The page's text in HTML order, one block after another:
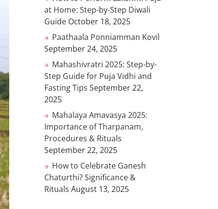
at Home: Step-by-Step Diwali
Guide October 18, 2025
Paathaala Ponniamman Kovil
September 24, 2025
Mahashivratri 2025: Step-by-
Step Guide for Puja Vidhi and
Fasting Tips September 22,
2025
Mahalaya Amavasya 2025:
Importance of Tharpanam,
Procedures & Rituals
September 22, 2025
How to Celebrate Ganesh
Chaturthi? Significance &
Rituals August 13, 2025